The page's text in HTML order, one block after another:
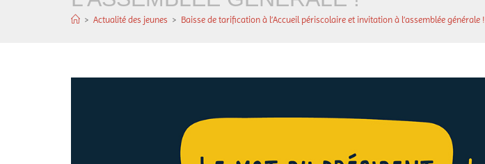
> Actualité des jeunes > Baisse de tarification à l’Accueil périscolaire et invitation à l’assemblée générale !